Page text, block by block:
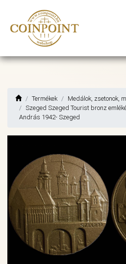
Termékek
Medálok, zsetonok,
Szeged Szeged Tourist bronz
András 1942- Szeged